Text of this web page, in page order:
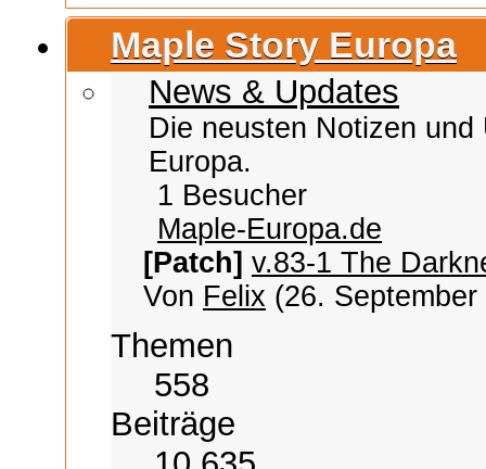
Maple Story Europa
News & Updates
Die neusten Notizen
Europa.
1 Besucher
Maple-Europa.de
[Patch] v.83-1 The
Von Felix (26.
Themen
558
Beiträge